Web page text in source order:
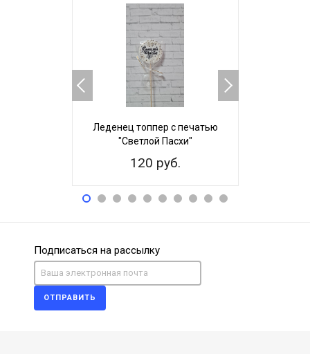
Леденец топпер с печатью
"Светлой Пасхи"
120 руб.
Подписаться на рассылку
ОТПРАВИТЬ